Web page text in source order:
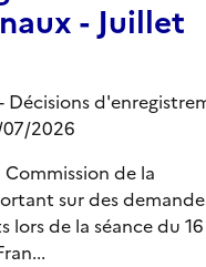
- Juillet
- Décisions
07/2026
de la
sur des
lors de la séance du